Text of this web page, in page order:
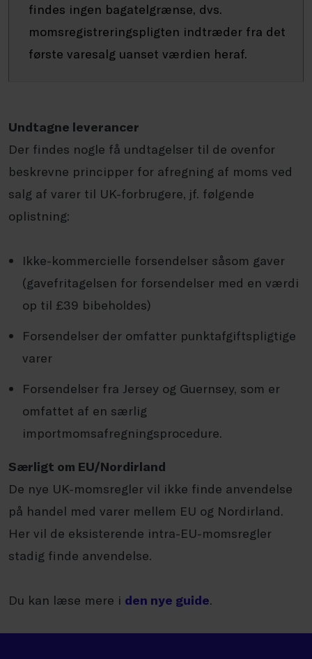
findes ingen bagatelgrænse, dvs.
momsregistreringspligten indtræder fra det
første varesalg uanset værdien heraf.
Undtagne leverancer
Der findes nogle få undtagelser til de ovenfor
beskrevne principper for afregning af moms ved
salg af varer til UK-forbrugere, jf. følgende
oplistning:
Ikke-kommercielle forsendelser såsom gaver
(gavefritagelsen for forsendelser med en værdi
op til £39 bibeholdes)
Forsendelser der omfatter punktafgiftspligtige
varer
Forsendelser fra Jersey og Guernsey, som er
omfattet af en særlig
importmomsafregningsprocedure.
Særligt om EU/Nordirland
De nye UK-momsregler vil ikke finde anvendelse
på handel med varer mellem EU og Nordirland.
Her vil de eksisterende intra-EU-momsregler
stadig finde anvendelse.
Du kan læse mere i den nye guide.